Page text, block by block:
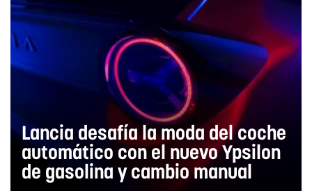
Lancia desafía la moda del coche
automático con el nuevo Ypsilon
de gasolina y cambio manual